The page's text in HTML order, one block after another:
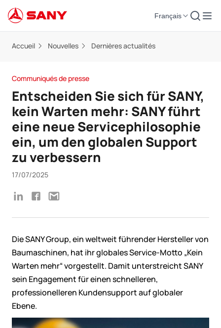
Français
Accueil Nouvelles Dernières actualités
Communiqués de presse
Entscheiden Sie sich für SANY,
kein Warten mehr: SANY führt
eine neue Servicephilosophie
ein, um den globalen Support
zu verbessern
17/07/2025
Die SANY Group, ein weltweit führender Hersteller von
Baumaschinen, hat ihr globales Service-Motto „Kein
Warten mehr“ vorgestellt. Damit unterstreicht SANY
sein Engagement für einen schnelleren,
professionelleren Kundensupport auf globaler
Ebene.